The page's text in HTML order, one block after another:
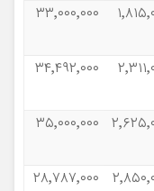
۳۳٬۰۰۰٬۰۰۰
۳۴٬۴۹۲٬۰۰۰
۳۵٬۰۰۰٬۰۰۰
۲۸٬۷۸۷٬۰۰۰